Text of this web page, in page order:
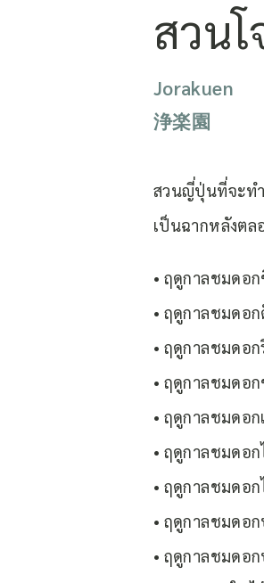
สวนโ
Jorakuen
浄楽園
สวนญี่ปุ่นที่จะทำ
เป็นฉากหลังต
• ฤดูกาลชมดอก
• ฤดูกาลชมดอ
• ฤดูกาลชมดอ
• ฤดูกาลชมดอ
• ฤดูกาลชมดอก
• ฤดูกาลชมดอก
• ฤดูกาลชมดอก
• ฤดูกาลชมดอ
• ฤดูกาลชมดอก